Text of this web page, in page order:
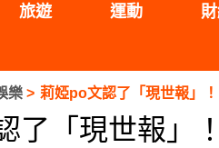
旅遊 運動
樂 莉婭po文認了「現世報」
了「現世報」